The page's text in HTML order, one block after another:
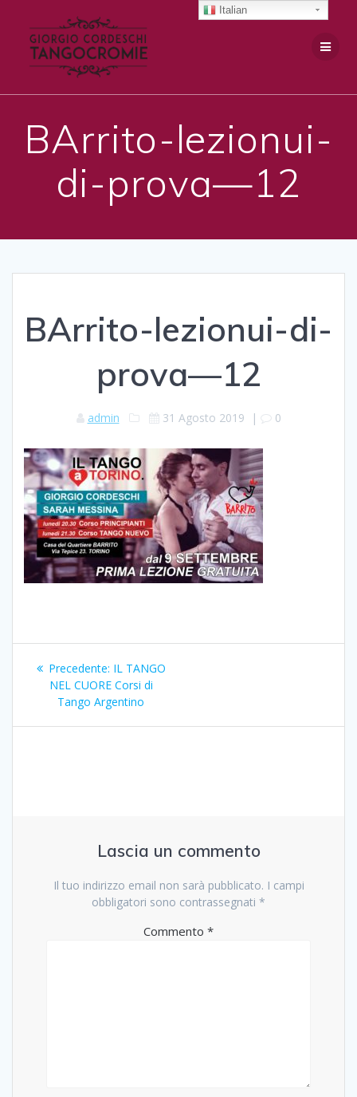
BArrito-lezionui-
di-prova—12
BArrito-lezionui-di-
prova—12
admin 31 Agosto 2019 | 0
Navigazione
articoli
Precedente: Articolo
precedente:
IL TANGO
NEL CUORE Corsi di
Tango Argentino
Lascia un commento
Il tuo indirizzo email non sarà pubblicato. I campi
obbligatori sono contrassegnati *
Commento *
Italian